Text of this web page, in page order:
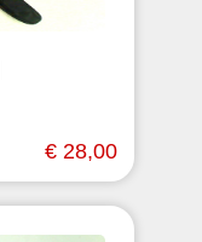
€ 28,00